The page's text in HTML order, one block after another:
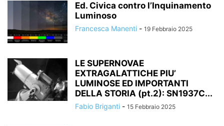
Ed. Civica contro l’Inquinamento
Luminoso
Francesca Manenti - 19 Febbraio 2025
LE SUPERNOVAE
EXTRAGALATTICHE PIU’
LUMINOSE ED IMPORTANTI
DELLA STORIA (pt.2): SN1937C...
Fabio Briganti - 15 Febbraio 2025